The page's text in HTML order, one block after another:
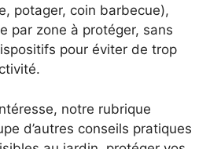
potager, coin barbecue),
par zone à protéger, sans
pour éviter de trop
notre rubrique
d’autres conseils pratiques